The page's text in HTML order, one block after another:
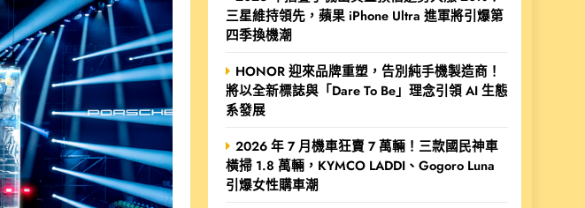
三星維持領先，蘋果 iPhone Ultra 進軍將引爆第
四季換機潮
HONOR 迎來品牌重塑，告別純手機製造商！
將以全新標誌與「Dare To Be」理念引領 AI 生態
系發展
2026 年 7 月機車狂賣 7 萬輛！三款國民神車
橫掃 1.8 萬輛，KYMCO LADDI、Gogoro Luna
引爆女性購車潮